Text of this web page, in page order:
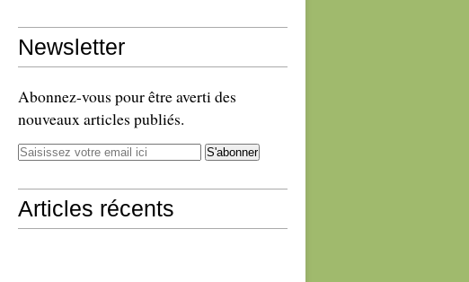
Newsletter
Abonnez-vous pour être averti des
nouveaux articles publiés.
Articles récents